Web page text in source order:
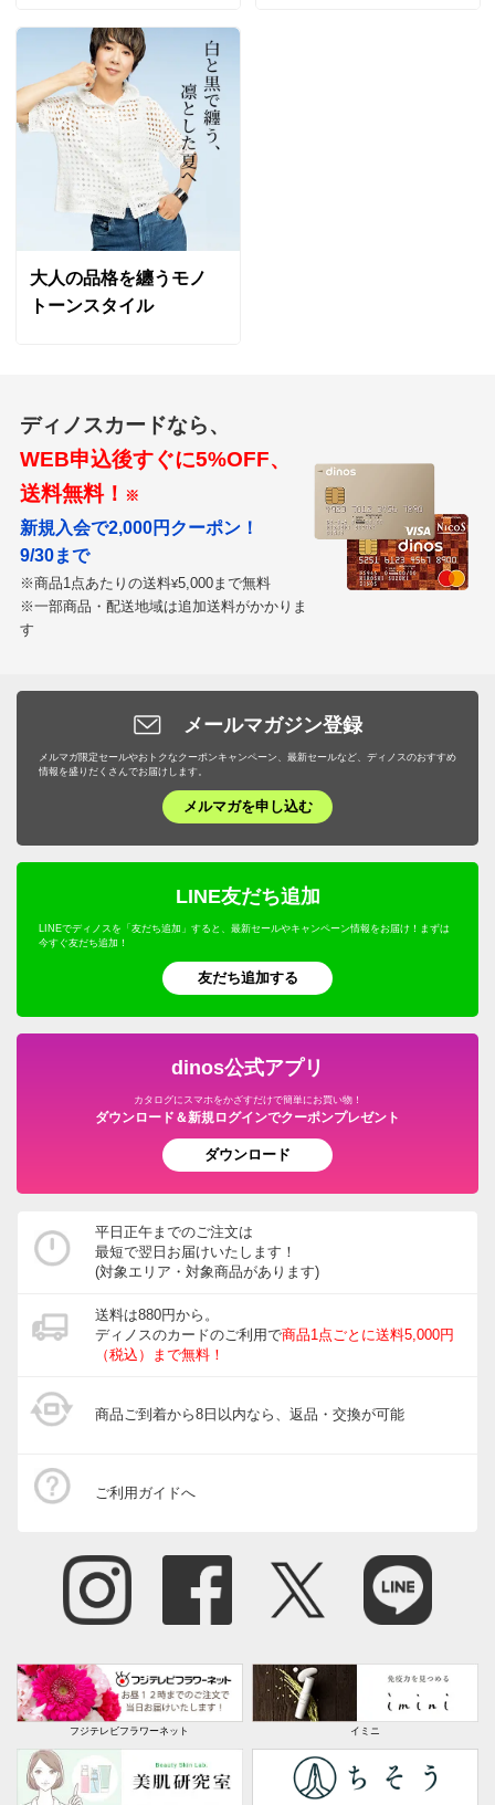
大人の品格を纏うモノ
トーンスタイル
ディノスカードなら、
WEB申込後すぐに5%OFF、
送料無料！ ※
新規入会で2,000円クーポン！
9/30まで
※商品1点あたりの送料¥5,000まで無料
※一部商品・配送地域は追加送料がかかりま
す
メールマガジン登録
メルマガ限定セールやおトクなクーポンキャンペーン、最新セールなど、ディノスのおすすめ
情報を盛りだくさんでお届けします。
メルマガを申し込む
LINE友だち追加
LINEでディノスを「友だち追加」すると、最新セールやキャンペーン情報をお届け！まずは
今すぐ友だち追加！
友だち追加する
dinos公式アプリ
カタログにスマホをかざすだけで簡単にお買い物！
ダウンロード＆新規ログインでクーポンプレゼント
ダウンロード
平日正午までのご注文は
最短で翌日お届けいたします！
(対象エリア・対象商品があります)
送料は880円から。
ディノスのカードのご利用で商品1点ごとに送料5,000円
（税込）まで無料！
商品ご到着から8日以内なら、返品・交換が可能
ご利用ガイドへ
フジテレビフラワーネット イミニ